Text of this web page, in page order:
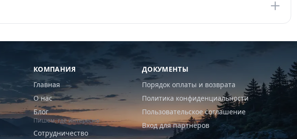
КОМПАНИЯ
Главная
О нас
Блог
Пишем, где интересно
Сотрудничество
ДОКУМЕНТЫ
Порядок оплаты и возврата
Политика конфиденциальности
Пользовательское соглашение
Вход для партнёров